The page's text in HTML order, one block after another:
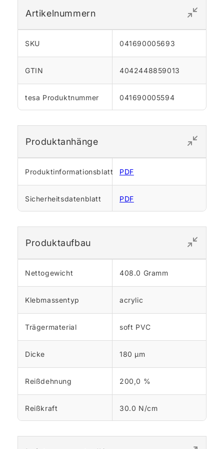
Artikelnummern
SKU 041690005693
GTIN 4042448859013
tesa Produktnummer 041690005594
Produktanhänge
Produktinformationsblatt PDF
Sicherheitsdatenblatt PDF
Produktaufbau
Nettogewicht 408.0 Gramm
Klebmassentyp acrylic
Trägermaterial soft PVC
Dicke 180 µm
Reißdehnung 200,0 %
Reißkraft 30.0 N/cm